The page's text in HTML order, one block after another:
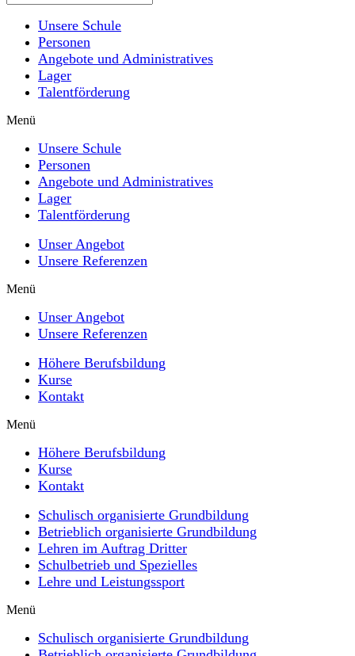
Unsere Schule
Personen
Angebote und Administratives
Lager
Talentförderung
Menü
Unsere Schule
Personen
Angebote und Administratives
Lager
Talentförderung
Unser Angebot
Unsere Referenzen
Menü
Unser Angebot
Unsere Referenzen
Höhere Berufsbildung
Kurse
Kontakt
Menü
Höhere Berufsbildung
Kurse
Kontakt
Schulisch organisierte Grundbildung
Betrieblich organisierte Grundbildung
Lehren im Auftrag Dritter
Schulbetrieb und Spezielles
Lehre und Leistungssport
Menü
Schulisch organisierte Grundbildung